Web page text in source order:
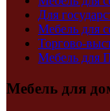
Для
Мебель для
Торгово-
Мебель для
Мебель для